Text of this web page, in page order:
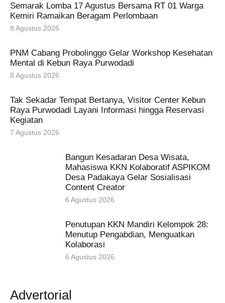
Semarak Lomba 17 Agustus Bersama RT 01 Warga
Kemiri Ramaikan Beragam Perlombaan
8 Agustus 2026
PNM Cabang Probolinggo Gelar Workshop Kesehatan
Mental di Kebun Raya Purwodadi
8 Agustus 2026
Tak Sekadar Tempat Bertanya, Visitor Center Kebun
Raya Purwodadi Layani Informasi hingga Reservasi
Kegiatan
7 Agustus 2026
Bangun Kesadaran Desa Wisata,
Mahasiswa KKN Kolaboratif ASPIKOM
Desa Padakaya Gelar Sosialisasi
Content Creator
6 Agustus 2026
Penutupan KKN Mandiri Kelompok 28:
Menutup Pengabdian, Menguatkan
Kolaborasi
6 Agustus 2026
Advertorial